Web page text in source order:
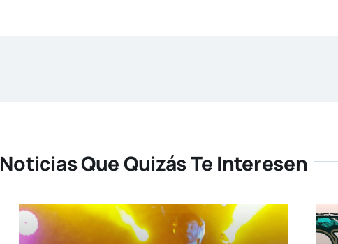
Noticias Que Quizás Te Interesen